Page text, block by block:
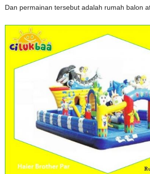
Dan permainan tersebut adalah rumah balon